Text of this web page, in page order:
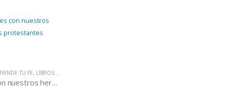
TU FE, LIBROS QUE CAMBIAN VIDAS
Dificultades con nuestros hermanos protestantes